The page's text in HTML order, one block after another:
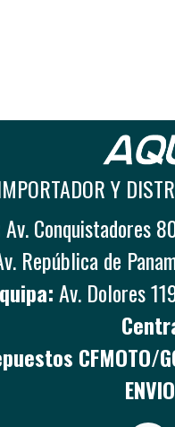
Y
Av. Conquistadores
República de
Av. Dolores
CFMOTO/